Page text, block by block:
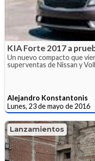
KIA Forte 2017 a
Un nuevo compacto que
superventas de Nissan y
Alejandro Konstantonis
Lunes, 23 de mayo de 2016
Lanzamientos